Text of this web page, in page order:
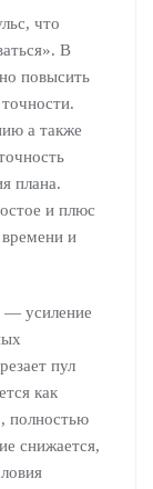
что
В
повысить
а также
плана.
и плюс
и
— усиление
пул
как
полностью
снижается,